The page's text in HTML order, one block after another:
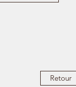
Retour